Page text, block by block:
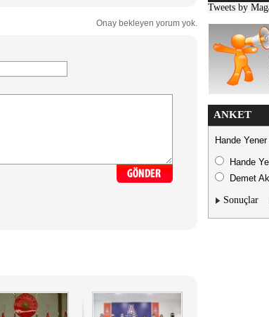
Onay bekleyen yorum yok.
Tweets by
ANKET
Hande
Hande
Demet
Sonuçlar